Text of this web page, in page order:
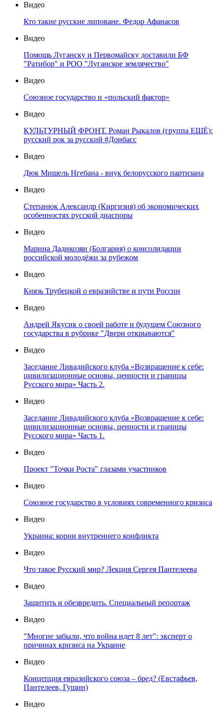
Видео
Кто такие русские липоване. Федор Афанасов
Видео
Помощь Луганску и Первомайску доставили БФ
"Ратибор" и РОО "Луганское землячество"
Видео
Союзное государство и «польский фактор»
Видео
КУЛЬТУРНЫЙ ФРОНТ. Роман Рыкалов (группа ЕЩЁ):
русский рок за русский #Донбасс
Видео
Дюк Мишель Нгебана - внук белорусского партизана
Видео
Степанюк Александр (Киргизия) об экономических
особенностях русской диаспоры
Видео
Марина Дадикозян (Болгария) о консолидации
российской молодёжи за рубежом
Видео
Князь Трубецкой о евразийстве и пути России
Видео
Андрей Якусик о своей работе и будущем Союзного
государства в рубрике "Двери открываются"
Видео
Заседание Ливадийского клуба «Возвращение к себе:
цивилизационные основы, ценности и границы
Русского мира» Часть 2.
Видео
Заседание Ливадийского клуба «Возвращение к себе:
цивилизационные основы, ценности и границы
Русского мира» Часть 1.
Видео
Проект "Точки Роста" глазами участников
Видео
Союзное государство в условиях современного кризиса
Видео
Украина: корни внутреннего конфликта
Видео
Что такое Русский мир? Лекция Сергея Пантелеева
Видео
Защитить и обезвредить. Специальный репортаж
Видео
"Многие забыли, что война идет 8 лет": эксперт о
причинах кризиса на Украине
Видео
Концепция евразийского союза – бред? (Евстафьев,
Пантелеев, Гущин)
Видео